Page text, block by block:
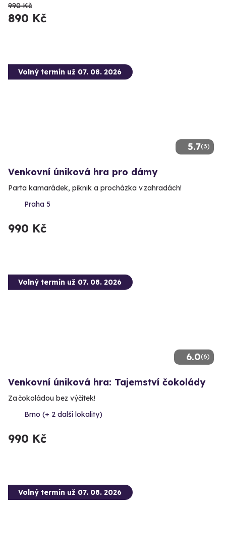
990 Kč
890 Kč
5.7(3)
Volný termín už 07. 08. 2026
Venkovní úniková hra pro dámy
Parta kamarádek, piknik a procházka v zahradách!
Praha 5
990 Kč
6.0(6)
Volný termín už 07. 08. 2026
Venkovní úniková hra: Tajemství čokolády
Za čokoládou bez výčitek!
Brno (+ 2 další lokality)
990 Kč
Volný termín už 07. 08. 2026